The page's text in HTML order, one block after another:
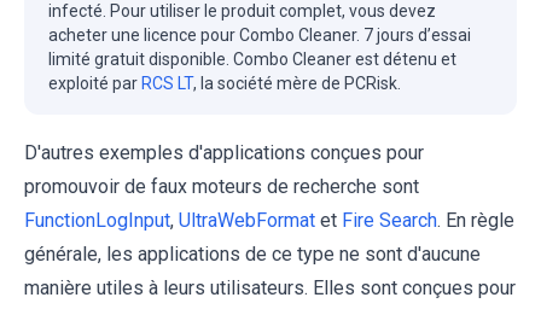
infecté. Pour utiliser le produit complet, vous devez
acheter une licence pour Combo Cleaner. 7 jours d’essai
limité gratuit disponible. Combo Cleaner est détenu et
exploité par RCS LT, la société mère de PCRisk.
D'autres exemples d'applications conçues pour
promouvoir de faux moteurs de recherche sont
FunctionLogInput, UltraWebFormat et Fire Search. En règle
générale, les applications de ce type ne sont d'aucune
manière utiles à leurs utilisateurs. Elles sont conçues pour